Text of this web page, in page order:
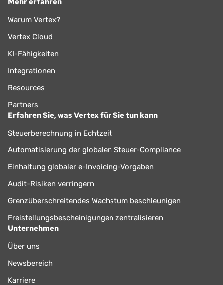
Mehr erfahren
Warum Vertex?
Vertex Cloud
KI-Fähigkeiten
Integrationen
Resources
Partners
Erfahren Sie, was Vertex für Sie tun kann
Steuerberechnung in Echtzeit
Automatisierung der globalen Steuer-Compliance
Einhaltung globaler e-Invoicing-Vorgaben
Audit-Risiken verringern
Grenzüberschreitendes Wachstum beschleunigen
Freistellungsbescheinigungen zentralisieren
Unternehmen
Über uns
Newsbereich
Karriere